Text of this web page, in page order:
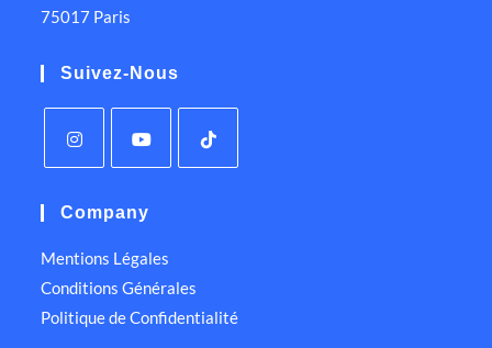
75017 Paris
Suivez-Nous
Company
Mentions Légales
Conditions Générales
Politique de Confidentialité